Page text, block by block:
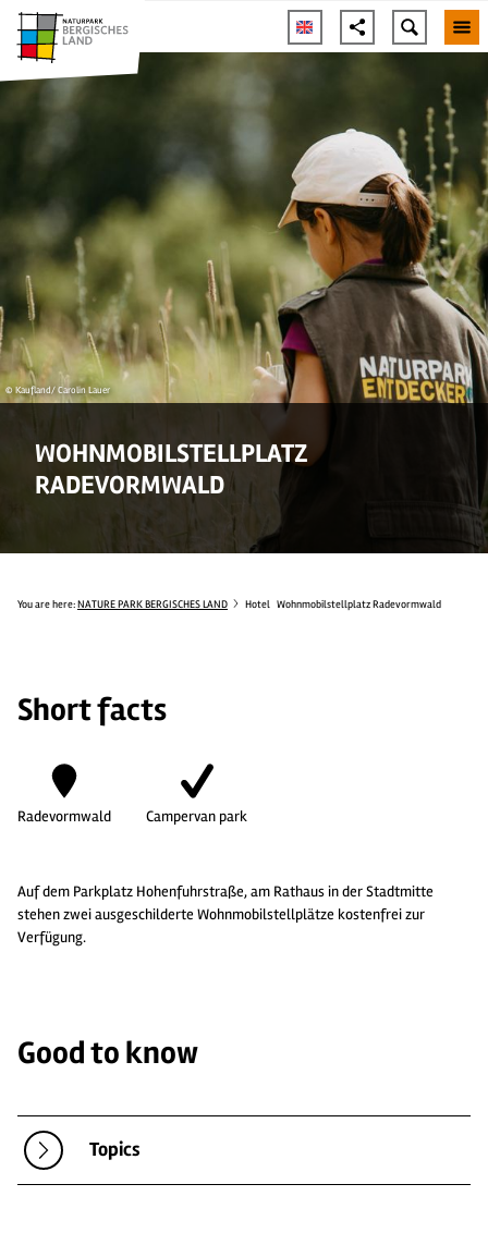
© Kaufland/ Carolin Lauer
WOHNMOBILSTELLPLATZ
RADEVORMWALD
You are here:NATURE PARK BERGISCHES LAND Hotel Wohnmobilstellplatz Radevormwald
Short facts
Radevormwald Campervan park
Auf dem Parkplatz Hohenfuhrstraße, am Rathaus in der Stadtmitte
stehen zwei ausgeschilderte Wohnmobilstellplätze kostenfrei zur
Verfügung.
Good to know
Topics